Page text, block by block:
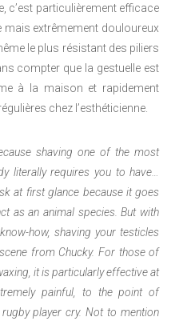
c’est particulièrement efficace
extrêmement douloureux
le plus résistant des piliers
compter que la gestuelle est
à la maison et rapidement
chez l’esthéticienne.
shaving one of the most
literally requires you to have…
at first glance because it goes
as an animal species. But with
how, shaving your testicles
from Chucky.For those of
it is particularly effective at
painful, to the point of
player cry. Not to mention